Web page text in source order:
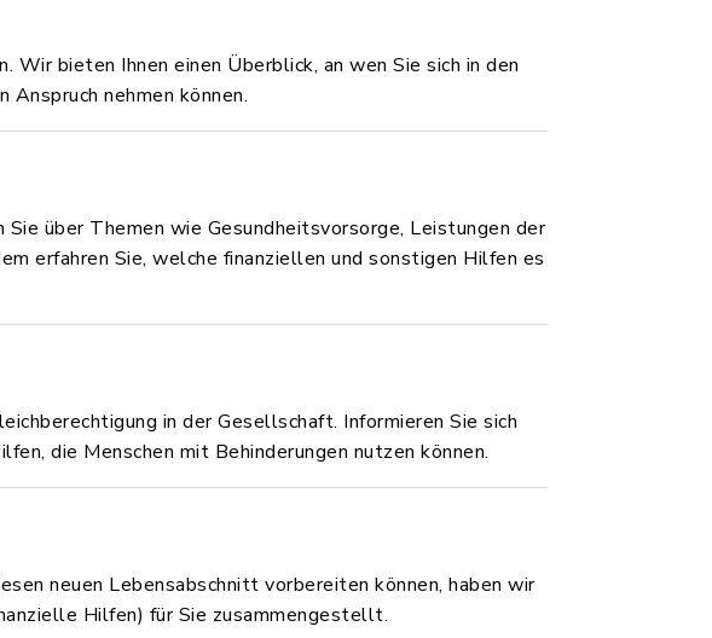
bieten Ihnen einen Überblick, an wen Sie sich in den
nehmen können.
über Themen wie Gesundheitsvorsorge, Leistungen der
erfahren Sie, welche finanziellen und sonstigen Hilfen es
in der Gesellschaft. Informieren Sie sich
die Menschen mit Behinderungen nutzen können.
neuen Lebensabschnitt vorbereiten können, haben wir
Hilfen) für Sie zusammengestellt.